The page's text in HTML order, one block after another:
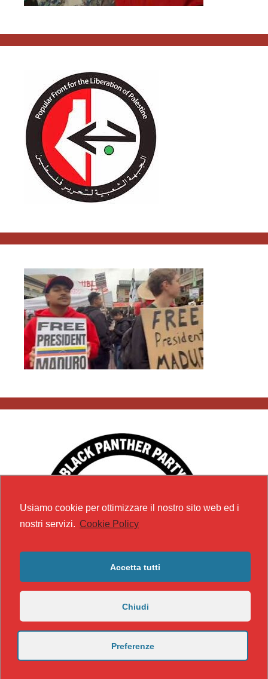
Usiamo cookie per ottimizzare il nostro sito web ed i
nostri servizi. Cookie Policy
Accetta tutti
Chiudi
Preferenze